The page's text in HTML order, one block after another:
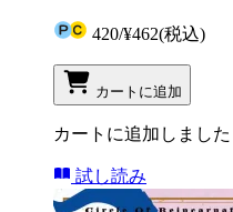
420/¥462(税込)
カートに追加
カートに追加しました
試し読み